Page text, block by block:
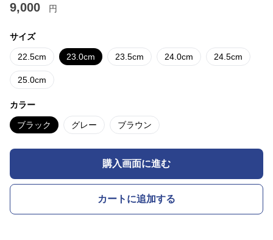
9,000 円
サイズ
22.5cm 23.0cm 23.5cm 24.0cm 24.5cm
25.0cm
カラー
ブラック グレー ブラウン
購入画面に進む
カートに追加する